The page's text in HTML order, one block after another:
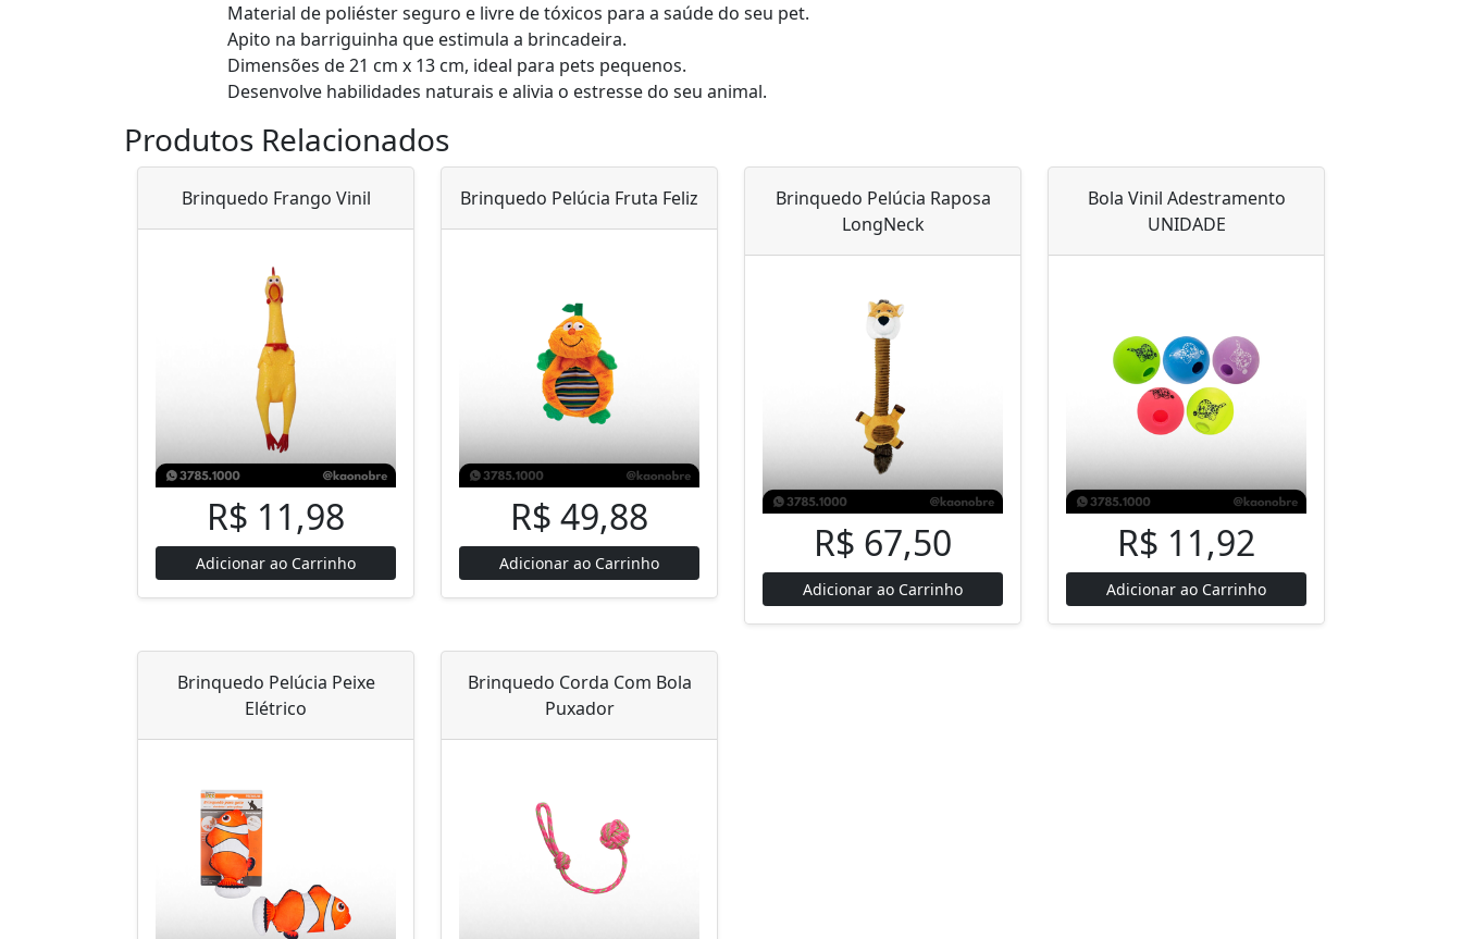
Material de poliéster seguro e livre de tóxicos para a saúde do seu pet.
Apito na barriguinha que estimula a brincadeira.
Dimensões de 21 cm x 13 cm, ideal para pets pequenos.
Desenvolve habilidades naturais e alivia o estresse do seu animal.
Produtos Relacionados
Brinquedo Frango Vinil
R$ 11,98
Adicionar ao Carrinho
Brinquedo Pelúcia Fruta Feliz
R$ 49,88
Adicionar ao Carrinho
Brinquedo Pelúcia Raposa
LongNeck
R$ 67,50
Adicionar ao Carrinho
Bola Vinil Adestramento
UNIDADE
R$ 11,92
Adicionar ao Carrinho
Brinquedo Pelúcia Peixe
Elétrico
Brinquedo Corda Com Bola
Puxador